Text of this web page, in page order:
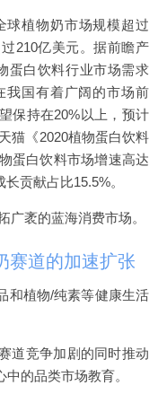
球植物奶市场规模超过
210亿美元。据前瞻产
蛋白饮料行业市场需求
我国有着广阔的市场前
保持在20%以上，预计
猫《2020植物蛋白饮料
蛋白饮料市场增速高达
贡献占比15.5%。
广袤的蓝海消费市场。
赛道的加速扩张
和植物/纯素等健康生活
道竞争加剧的同时推动
的品类市场教育。